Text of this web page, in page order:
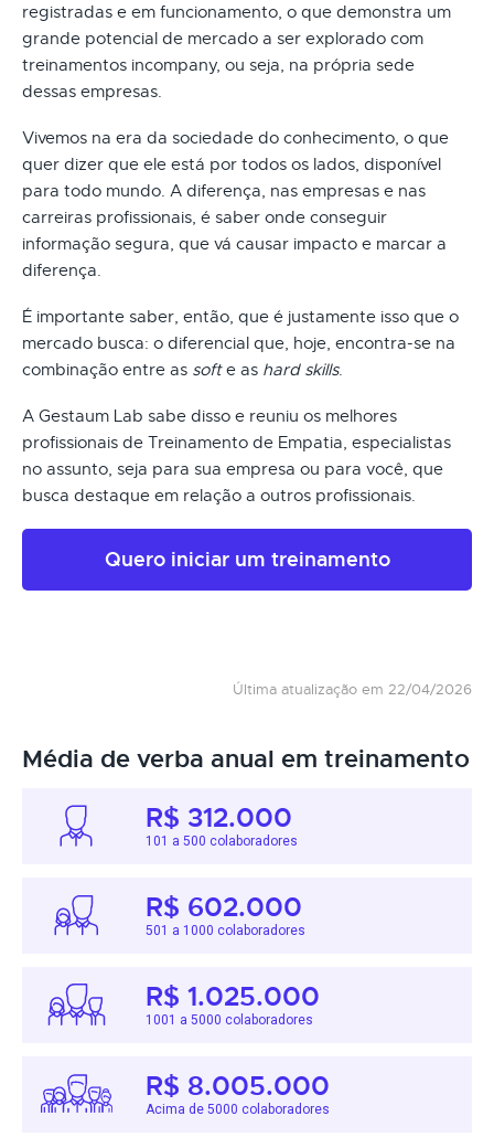
registradas e em funcionamento, o que demonstra um
grande potencial de mercado a ser explorado com
treinamentos incompany, ou seja, na própria sede
dessas empresas.
Vivemos na era da sociedade do conhecimento, o que
quer dizer que ele está por todos os lados, disponível
para todo mundo. A diferença, nas empresas e nas
carreiras profissionais, é saber onde conseguir
informação segura, que vá causar impacto e marcar a
diferença.
É importante saber, então, que é justamente isso que o
mercado busca: o diferencial que, hoje, encontra-se na
combinação entre as softe as hard skills.
A Gestaum Lab sabe disso e reuniu os melhores
profissionais de Treinamento de Empatia, especialistas
no assunto, seja para sua empresa ou para você, que
busca destaque em relação a outros profissionais.
Quero iniciar um treinamento
Última atualização em 22/04/2026
Média de verba anual em treinamento
R$ 312.000
101 a 500 colaboradores
R$ 602.000
501 a 1000 colaboradores
R$ 1.025.000
1001 a 5000 colaboradores
R$ 8.005.000
Acima de 5000 colaboradores